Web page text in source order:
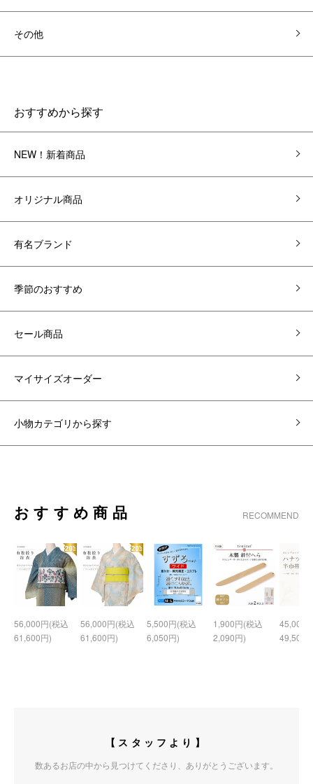
その他
おすすめから探す
NEW！新着商品
オリジナル商品
有名ブランド
季節のおすすめ
セール商品
マイサイズオーダー
小物カテゴリから探す
おすすめ商品 RECOMMEND
56,000円(税込
61,600円)
56,000円(税込
61,600円)
5,500円(税込
6,050円)
1,900円(税込
2,090円)
45,000
49,500
【スタッフより】
数あるお店の中から見つけてくださり、ありがとうございます。